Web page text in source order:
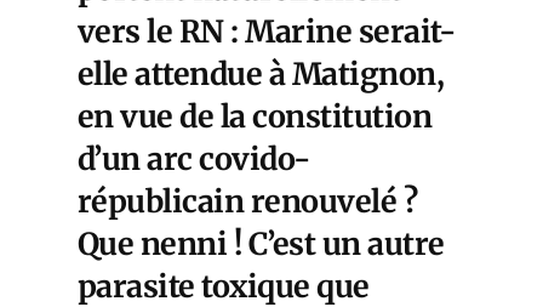
vers le RN : Marine serait-
elle attendue à Matignon,
en vue de la constitution
d’un arc covido-
républicain renouvelé ?
Que nenni ! C’est un autre
parasite toxique que